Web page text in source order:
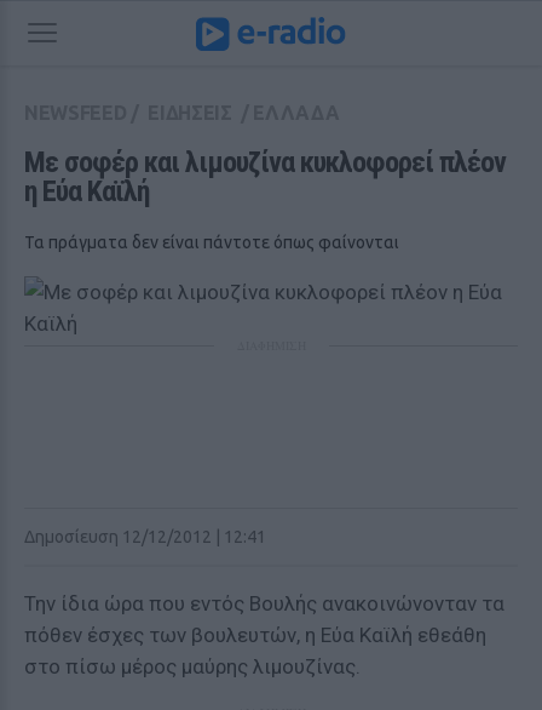
Με σοφέρ και λιμουζίνα κυκλοφορεί πλέον
η Εύα Καϊλή
Τα πράγματα δεν είναι πάντοτε όπως φαίνονται
Δημοσίευση 12/12/2012 | 12:41
Την ίδια ώρα που εντός Βουλής ανακοινώνονταν τα
πόθεν έσχες των βουλευτών, η Εύα Καϊλή εθεάθη
στο πίσω μέρος μαύρης λιμουζίνας.